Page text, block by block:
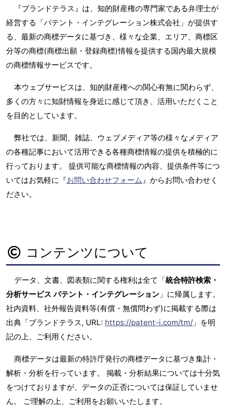
『ブランドテラス』は、知的財産権の専門家である弁理士が
経営する「パテント・インテグレーション株式会社」が提供す
る、最新の商標データに基づき、様々な企業、エリア、商標区
分等の商標(商標出願・登録商標)情報を提供する国内最大規模
の商標情報サービスです。
本ウェブサービスは、知的財産権への関心有無に関わらず、
多くの方々に知財情報を身近に感じて頂き、活用いただくこと
を目的としています。
弊社では、新聞、雑誌、ウェブメディア等の様々なメディア
の各種記事において活用できる各種商標情報の提供を積極的に
行っております。 提供可能な商標情報の内容、提供条件等につ
いてはお気軽に『お問い合わせフォーム』からお問い合わせく
ださい。
コンテンツについて
データ、文書、図表類に関する権利は全て「統合特許検索・
分析サービス パテント・インテグレーション 」に帰属します。
社内資料、社外報告資料等(有償・無償問わず)に掲載する際は
出典「ブランドテラス, URL: https://patent-i.com/tm/ 」を明
記の上、ご利用ください。
商標データは最新の特許庁発行の商標データに基づき集計・
解析・分析を行っています。 掲載・分析結果については十分気
をつけておりますが、データの正否については保証していませ
ん。 ご理解の上、ご利用をお願いいたします。